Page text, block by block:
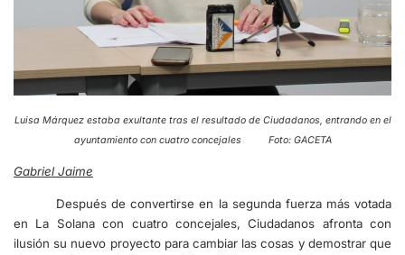
Luisa Márquez estaba exultante tras el resultado de Ciudadanos, entrando en el
ayuntamiento con cuatro concejales Foto: GACETA
Gabriel Jaime
Después de convertirse en la segunda fuerza más votada
en La Solana con cuatro concejales, Ciudadanos afronta con
ilusión su nuevo proyecto para cambiar las cosas y demostrar que